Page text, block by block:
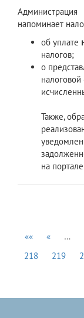
напоминает
об уплате
налогов;
о
Также,
на
«« « …
218
219